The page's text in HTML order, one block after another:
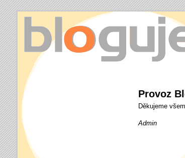
bloguje.cz
Provoz
Děkujeme
Admin